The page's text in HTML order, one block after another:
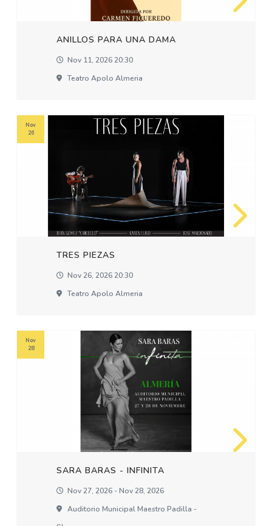
ANILLOS PARA UNA DAMA
Nov 11, 2026 20:30
Teatro Apolo Almeria
TRES PIEZAS
Nov 26, 2026 20:30
Teatro Apolo Almeria
Nov
26
SARA BARAS - INFINITA
Nov 27, 2026 - Nov 28, 2026
Auditorio Municipal Maestro Padilla -
Nov
28